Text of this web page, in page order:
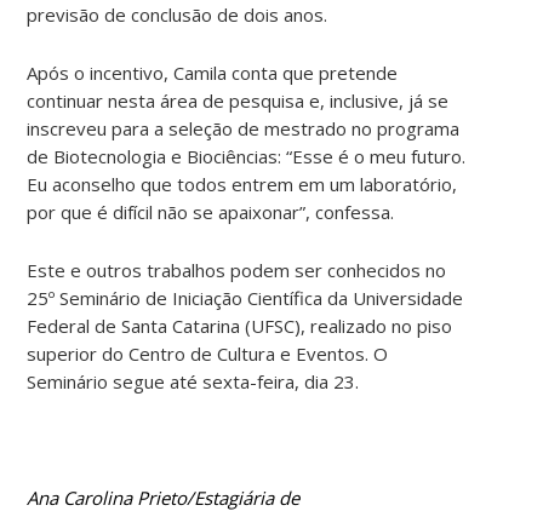
previsão de conclusão de dois anos.
Após o incentivo, Camila conta que pretende
continuar nesta área de pesquisa e, inclusive, já se
inscreveu para a seleção de mestrado no programa
de Biotecnologia e Biociências: “Esse é o meu futuro.
Eu aconselho que todos entrem em um laboratório,
por que é difícil não se apaixonar”, confessa.
Este e outros trabalhos podem ser conhecidos no
25º Seminário de Iniciação Científica da Universidade
Federal de Santa Catarina (UFSC), realizado no piso
superior do Centro de Cultura e Eventos. O
Seminário segue até sexta-feira, dia 23.
Ana Carolina Prieto/Estagiária de